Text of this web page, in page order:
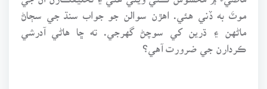
موٽَ به ڏني هئي. اهڙن سوالن جو جواب سنڌ جي سڄاڻ
ماڻهن ۽ ڌرين کي سوچڻ گهرجي. ته ڇا هاڻي آدرشي
ڪردارن جي ضرورت آهي؟